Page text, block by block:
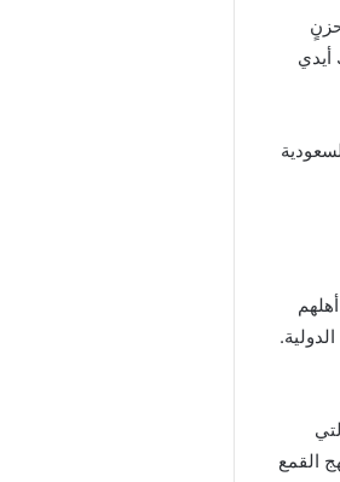
أيدي
القمع